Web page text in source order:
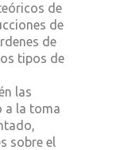
de
de
de
tipos de
las
a la toma
sobre el